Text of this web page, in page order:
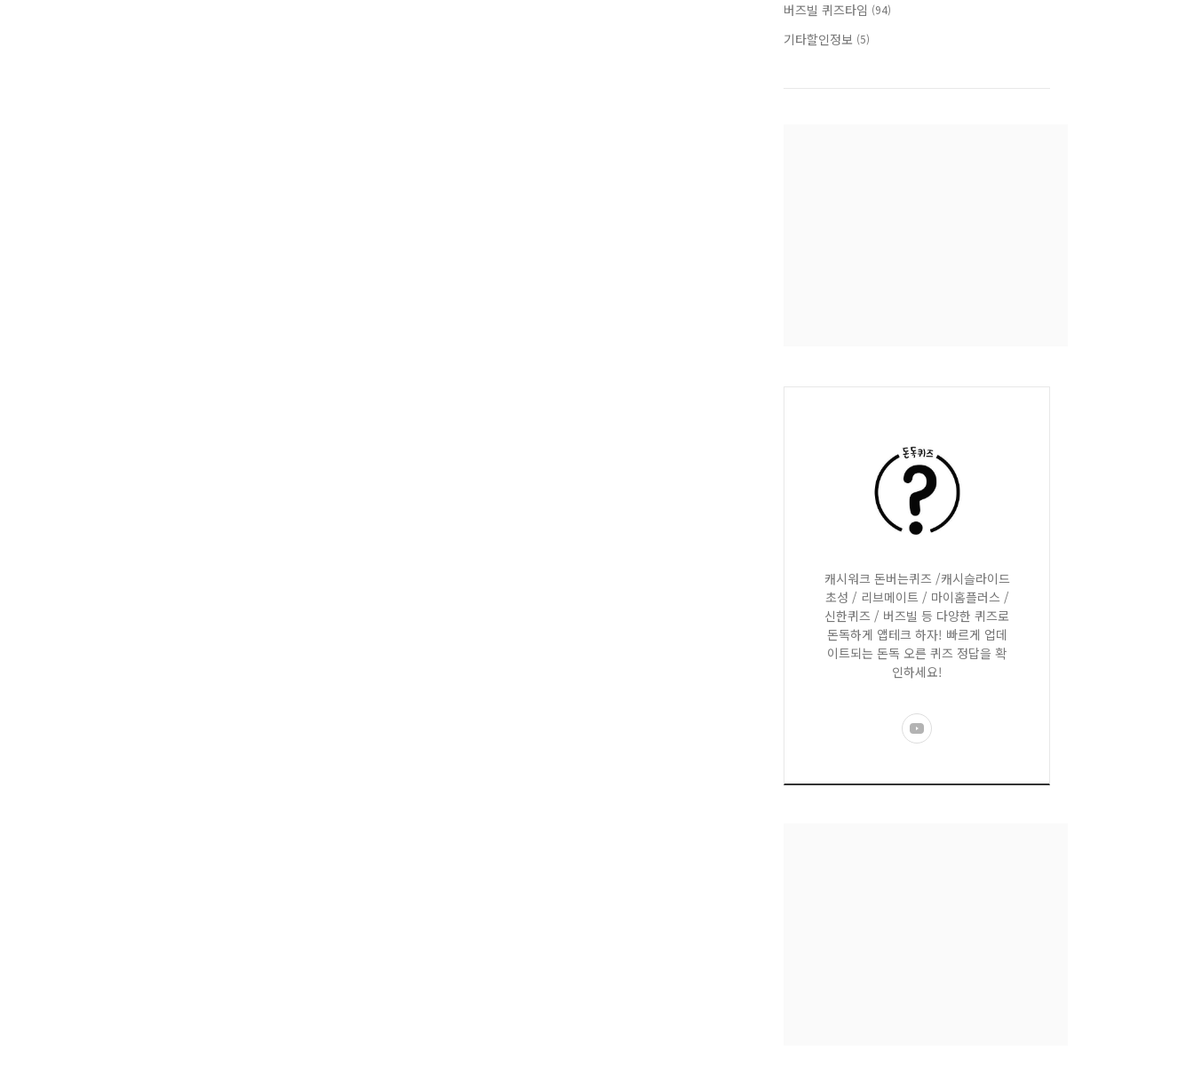
버즈빌 퀴즈타임 (94)
기타할인정보 (5)
캐시워크 돈버는퀴즈 /캐시슬라이드
초성 / 리브메이트 / 마이홈플러스 /
신한퀴즈 / 버즈빌 등 다양한 퀴즈로
돈독하게 앱테크 하자! 빠르게 업데
이트되는 돈독 오른 퀴즈 정답을 확
인하세요!